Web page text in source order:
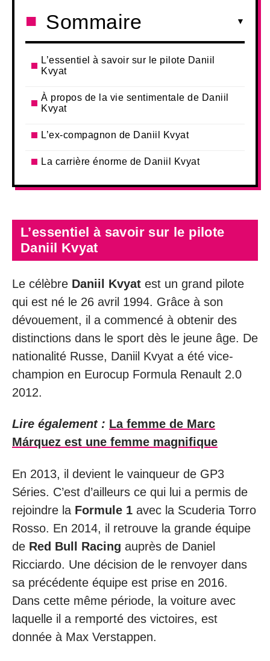
Sommaire
L’essentiel à savoir sur le pilote Daniil
Kvyat
À propos de la vie sentimentale de Daniil
Kvyat
L’ex-compagnon de Daniil Kvyat
La carrière énorme de Daniil Kvyat
L’essentiel à savoir sur le pilote
Daniil Kvyat
Le célèbre Daniil Kvyat est un grand pilote
qui est né le 26 avril 1994. Grâce à son
dévouement, il a commencé à obtenir des
distinctions dans le sport dès le jeune âge. De
nationalité Russe, Daniil Kvyat a été vice-
champion en Eurocup Formula Renault 2.0
2012.
Lire également : La femme de Marc
Márquez est une femme magnifique
En 2013, il devient le vainqueur de GP3
Séries. C’est d’ailleurs ce qui lui a permis de
rejoindre la Formule 1 avec la Scuderia Torro
Rosso. En 2014, il retrouve la grande équipe
de Red Bull Racing auprès de Daniel
Ricciardo. Une décision de le renvoyer dans
sa précédente équipe est prise en 2016.
Dans cette même période, la voiture avec
laquelle il a remporté des victoires, est
donnée à Max Verstappen.